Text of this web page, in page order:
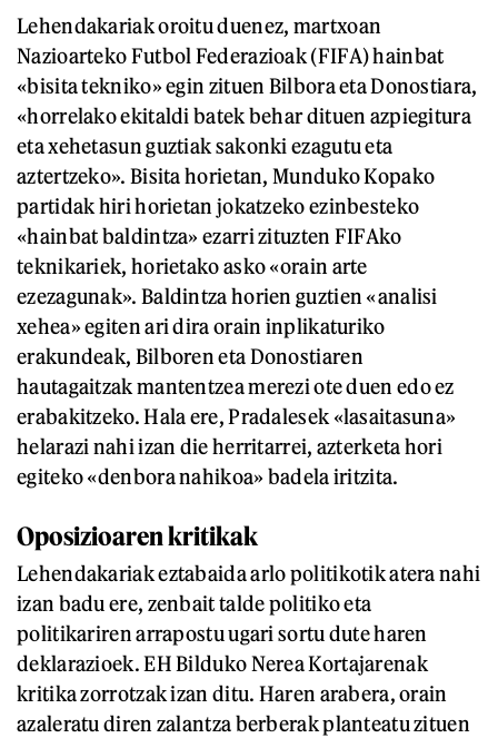
Lehendakariak oroitu duenez, martxoan
Nazioarteko Futbol Federazioak (FIFA) hainbat
«bisita tekniko» egin zituen Bilbora eta Donostiara,
«horrelako ekitaldi batek behar dituen azpiegitura
eta xehetasun guztiak sakonki ezagutu eta
aztertzeko». Bisita horietan, Munduko Kopako
partidak hiri horietan jokatzeko ezinbesteko
«hainbat baldintza» ezarri zituzten FIFAko
teknikariek, horietako asko «orain arte
ezezagunak». Baldintza horien guztien «analisi
xehea» egiten ari dira orain inplikaturiko
erakundeak, Bilboren eta Donostiaren
hautagaitzak mantentzea merezi ote duen edo ez
erabakitzeko. Hala ere, Pradalesek «lasaitasuna»
helarazi nahi izan die herritarrei, azterketa hori
egiteko «denbora nahikoa» badela iritzita.
Oposizioaren kritikak
Lehendakariak eztabaida arlo politikotik atera nahi
izan badu ere, zenbait talde politiko eta
politikariren arrapostu ugari sortu dute haren
deklarazioek. EH Bilduko Nerea Kortajarenak
kritika zorrotzak izan ditu. Haren arabera, orain
azaleratu diren zalantza berberak planteatu zituen